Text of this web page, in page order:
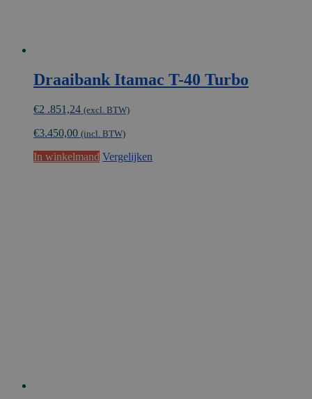
Draaibank Itamac T-40 Turbo
€2 .851,24 (excl. BTW)
€3.450,00 (incl. BTW)
In winkelmand Vergelijken